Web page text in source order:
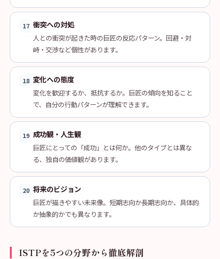
17 衝突への対処
人との衝突が起きた時の巨匠の反応パターン。回避・対
峙・交渉など個性があります。
18 変化への態度
変化を歓迎するか、抵抗するか。巨匠の傾向を知ること
で、自分の行動パターンが理解できます。
19 成功観・人生観
巨匠にとっての「成功」とは何か。他のタイプとは異な
る、独自の価値観があります。
20 将来のビジョン
巨匠が描きやすい未来像。短期志向か長期志向か、具体的
か抽象的かでも異なります。
ISTPを5つの分野から徹底解剖